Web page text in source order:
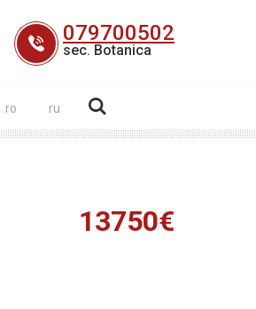
079700502
sec. Botanica
ro ru
13750€